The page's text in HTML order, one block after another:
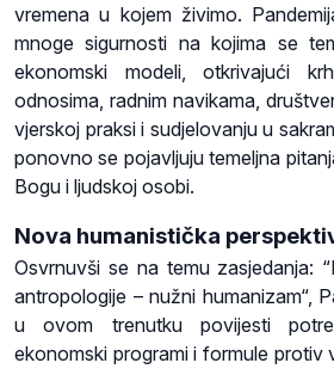
vremena u kojem živimo.
mnoge sigurnosti na kojima se
ekonomski modeli, otkrivajući
odnosima, radnim navikama,
vjerskoj praksi i sudjelovanju u
ponovno se pojavljuju temeljna
Bogu i ljudskoj osobi.
Nova humanistička
Osvrnuvši se na temu zasjedanja:
antropologije – nužni humanizam“,
u ovom trenutku povijesti
ekonomski programi i formule protiv